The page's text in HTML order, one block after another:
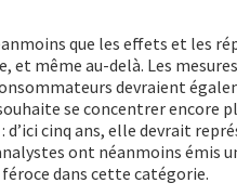
que les effets et les
et même au-delà. Les
devraient
se concentrer encore
d’ici cinq ans, elle devrait
ont néanmoins émis
dans cette catégorie.